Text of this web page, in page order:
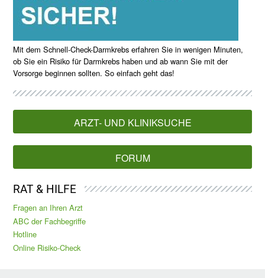
Mit dem Schnell-Check-Darmkrebs erfahren Sie in wenigen Minuten,
ob Sie ein Risiko für Darmkrebs haben und ab wann Sie mit der
Vorsorge beginnen sollten. So einfach geht das!
ARZT- UND KLINIKSUCHE
FORUM
RAT & HILFE
Fragen an Ihren Arzt
ABC der Fachbegriffe
Hotline
Online Risiko-Check